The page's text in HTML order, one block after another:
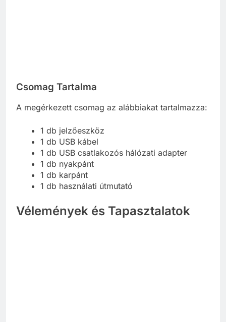
Csomag Tartalma
A megérkezett csomag az alábbiakat tartalmazza:
1 db jelzőeszköz
1 db USB kábel
1 db USB csatlakozós hálózati adapter
1 db nyakpánt
1 db karpánt
1 db használati útmutató
Vélemények és Tapasztalatok